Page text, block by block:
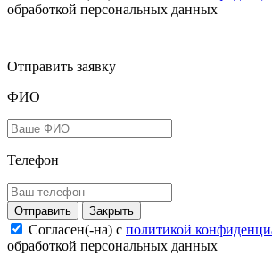
обработкой персональных данных
Отправить заявку
ФИО
Телефон
Закрыть
Согласен(-на) c политикой
обработкой персональных данных